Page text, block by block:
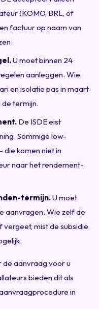
(KOMO, BRL, of
factuur op naam van
U moet binnen 24
aanleggen. Wie
en isolatie pas in maart
termijn.
De ISDE eist
Sommige low-
die komen niet in
naar het rendement-
termijn.U moet
aanvragen. Wie zelf de
mist de subsidie
de aanvraag voor u
bieden dit als
in